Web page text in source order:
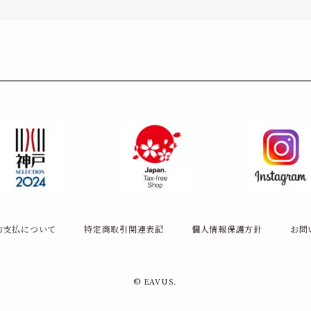
支払について 特定商取引関連表記 個人情報保護方針 お問
© EAVUS.